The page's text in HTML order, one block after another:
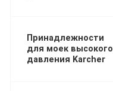
Принадлежности
для моек высокого
давления Karcher